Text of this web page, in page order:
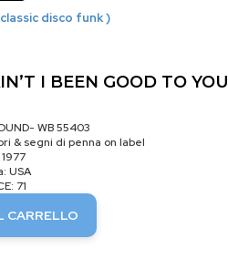
classic disco funk )
I BEEN GOOD TO YOU
WB 55403
& segni di penna on label
USA
71
CARRELLO